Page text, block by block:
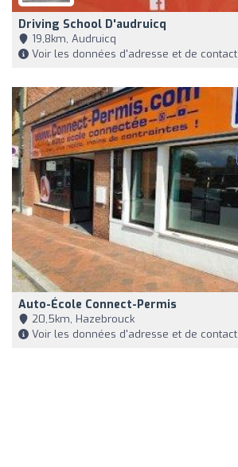
Driving School D'audruicq
19,8km, Audruicq
Voir les données d'adresse et de contact
Auto-École Connect-Permis
20,5km, Hazebrouck
Voir les données d'adresse et de contact